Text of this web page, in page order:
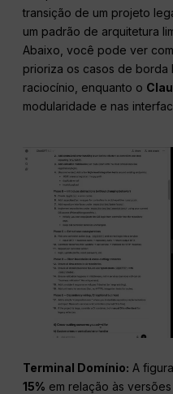
transição de um projeto
um padrão de arquitetura
Abaixo, você pode ver
prioriza os casos de borda
raciocínio, enquanto o
modularidade e nas
Terminal Domínio: A
15% em relação às